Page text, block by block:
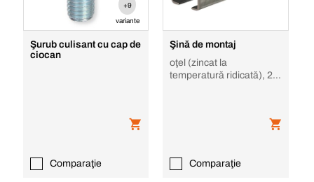
+9
variante
Şurub culisant cu cap de
ciocan
Comparaţie
Şină de montaj
oţel (zincat la
temperatură ridicată), 2.0
Comparaţie